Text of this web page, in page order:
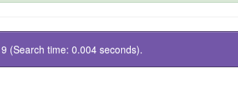
(Search time: 0.004 seconds).